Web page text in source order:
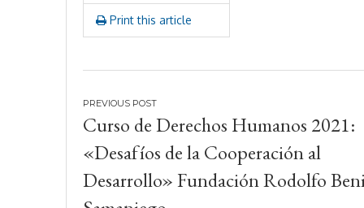
2
Print this article
Navegación
de
entradas
Curso de Derechos Humanos 2021:
«Desafíos de la Cooperación al
Desarrollo» Fundación Rodolfo